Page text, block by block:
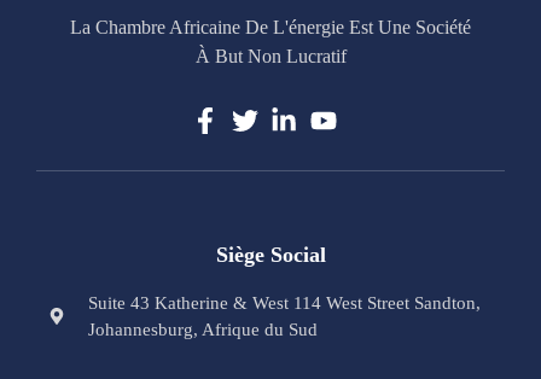
La Chambre Africaine De L'énergie Est Une Société
À But Non Lucratif
Siège Social
Suite 43 Katherine & West 114 West Street Sandton,
Johannesburg, Afrique du Sud